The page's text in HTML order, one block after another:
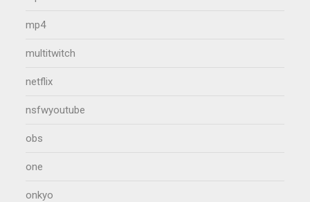
mp4
multitwitch
netflix
nsfwyoutube
obs
one
onkyo